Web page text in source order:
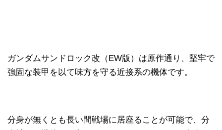
ガンダムサンドロック改（EW版）は原作通り、堅牢で
強固な装甲を以て味方を守る近接系の機体です。
分身が無くとも長い間戦場に居座ることが可能で、分